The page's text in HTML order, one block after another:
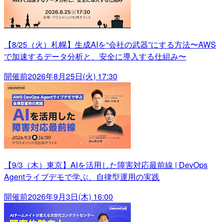
【8/25（火）札幌】生成AIを“会社の武器”にする方法〜AWS
で加速するデータ分析と、安全に導入する仕組み〜
開催前2026年8月25日(火) 17:30
【9/3（木）東京】AIを活用した障害対応最前線 | DevOps
Agentライブデモで学ぶ、自律型運用の実践
開催前2026年9月3日(木) 16:00